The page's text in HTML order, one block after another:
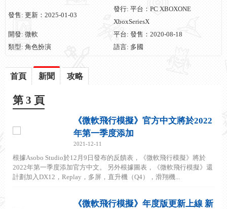
發售: 更新：2025-01-03
發行: 平台：PC XBOXONE
XboxSeriesX
開發: 微軟
平台: 發售：2020-08-18
類型: 角色扮演
語言: 多國
首頁 新聞 攻略
第 3 頁
《微軟飛行模擬》官方中文將於2022
年第一季度添加
2021-12-11
根據Asobo Studio於12月9日發布的反饋表，《微軟飛行模擬》將於
2022年第一季度添加官方中文。 另外根據圖表，《微軟飛行模擬》還
計劃加入DX12，Replay，多屏，直升機（Q4），滑翔機...
《微軟飛行模擬》年度版更新上線 新